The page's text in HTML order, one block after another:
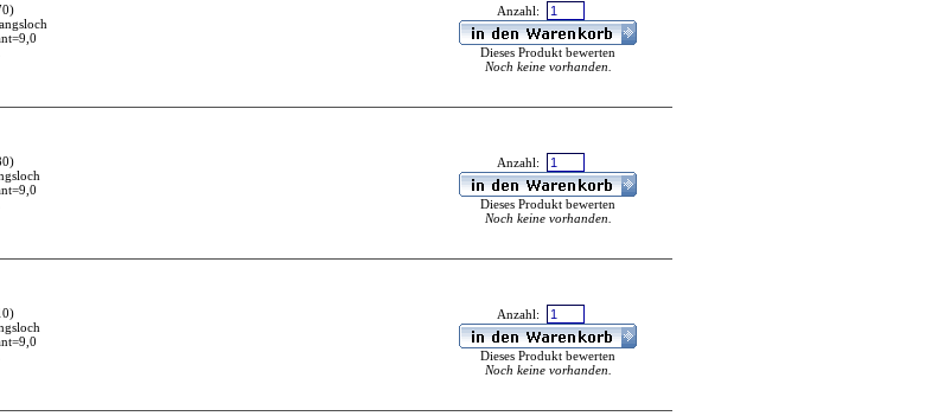
Anzahl:
Dieses Produkt bewerten
Noch keine vorhanden.
Anzahl:
Dieses Produkt bewerten
Noch keine vorhanden.
Anzahl:
Dieses Produkt bewerten
Noch keine vorhanden.